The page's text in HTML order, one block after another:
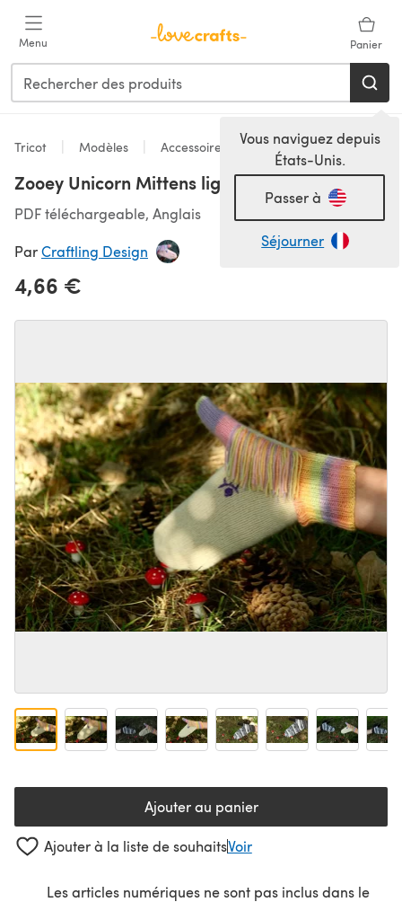
Menu Panier
Vous naviguez depuis
États-Unis.
Passer à
Séjourner
Tricot Modèles Accessoires
Zooey Unicorn Mittens light
PDF téléchargeable, Anglais
ParCraftling Design
4,66 €
Ajouter au panier
Ajouter à la liste de souhaitsVoir
Les articles numériques ne sont pas inclus dans le